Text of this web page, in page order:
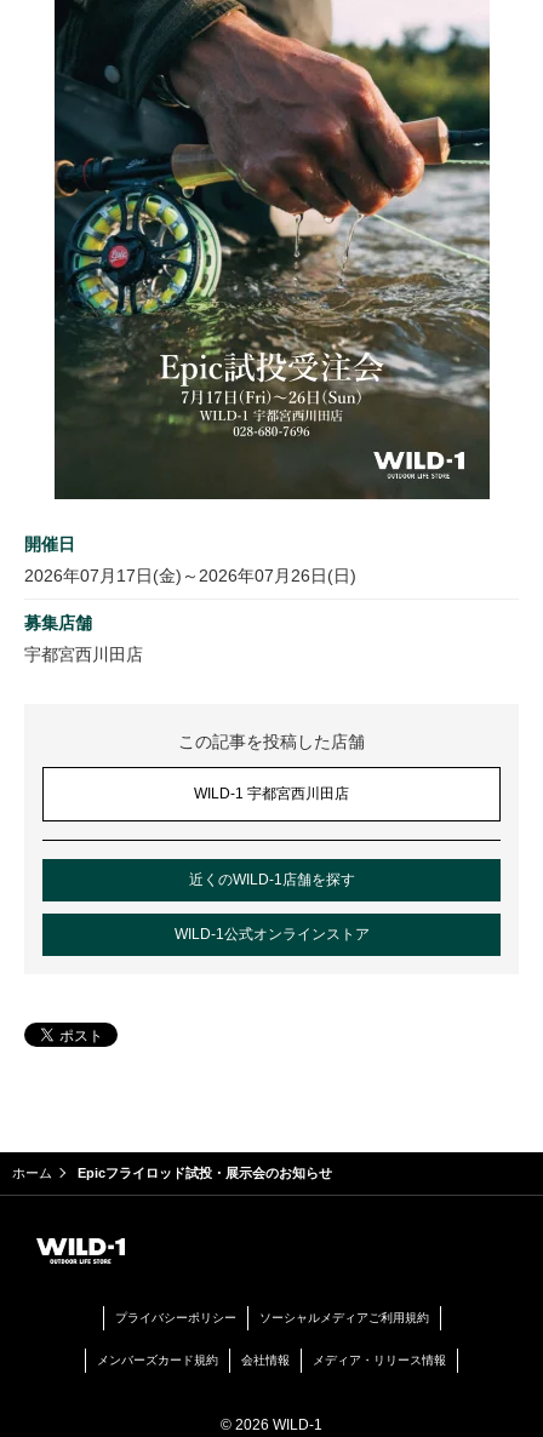
開催日
2026年07月17日(金)～2026年07月26日(日)
募集店舗
宇都宮西川田店
この記事を投稿した店舗
WILD-1 宇都宮西川田店
近くのWILD-1店舗を探す
WILD-1公式オンラインストア
ホーム Epicフライロッド試投・展示会のお知らせ
プライバシーポリシー ソーシャルメディアご利用規約
メンバーズカード規約 会社情報 メディア・リリース情報
© 2026 WILD-1